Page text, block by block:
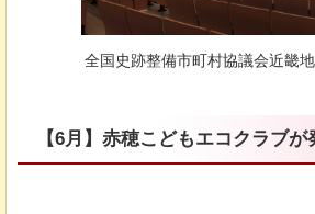
全国史跡整備市町村協議会近畿
【6月】赤穂こどもエコクラブ